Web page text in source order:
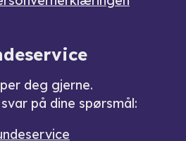
deg gjerne.
på dine spørsmål: